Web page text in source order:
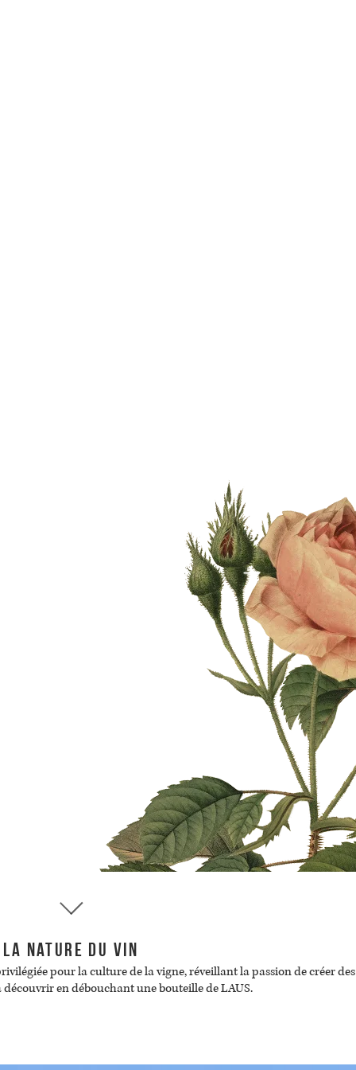
La nature du vin
pour la culture de la vigne, réveillant la passion de créer
découvrir en débouchant une bouteille de LAUS.